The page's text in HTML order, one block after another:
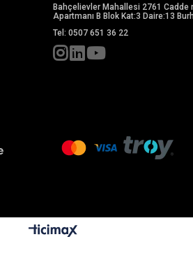
Bahçelievler Mahallesi 2761 Cadde
Apartmanı B Blok Kat:3 Daire:13
Tel: 0507 651 36 22